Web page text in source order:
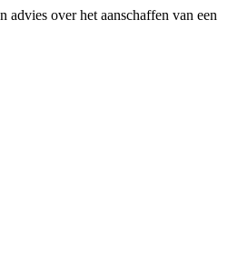
advies over het aanschaffen van een